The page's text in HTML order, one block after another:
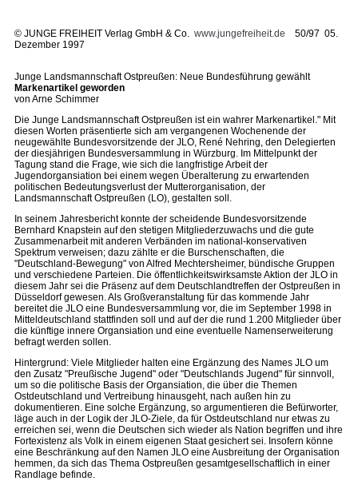
© JUNGE FREIHEIT Verlag GmbH & Co. www.jungefreiheit.de 50/97 05.
Dezember 1997
Junge Landsmannschaft Ostpreußen: Neue Bundesführung gewählt
Markenartikel geworden
von Arne Schimmer
Die Junge Landsmannschaft Ostpreußen ist ein wahrer Markenartikel." Mit
diesen Worten präsentierte sich am vergangenen Wochenende der
neugewählte Bundesvorsitzende der JLO, René Nehring, den Delegierten
der diesjährigen Bundesversammlung in Würzburg. Im Mittelpunkt der
Tagung stand die Frage, wie sich die langfristige Arbeit der
Jugendorgansiation bei einem wegen Überalterung zu erwartenden
politischen Bedeutungsverlust der Mutterorganisation, der
Landsmannschaft Ostpreußen (LO), gestalten soll.
In seinem Jahresbericht konnte der scheidende Bundesvorsitzende
Bernhard Knapstein auf den stetigen Mitgliederzuwachs und die gute
Zusammenarbeit mit anderen Verbänden im national-konservativen
Spektrum verweisen; dazu zählte er die Burschenschaften, die
"Deutschland-Bewegung" von Alfred Mechtersheimer, bündische Gruppen
und verschiedene Parteien. Die öffentlichkeitswirksamste Aktion der JLO in
diesem Jahr sei die Präsenz auf dem Deutschlandtreffen der Ostpreußen in
Düsseldorf gewesen. Als Großveranstaltung für das kommende Jahr
bereitet die JLO eine Bundesversammlung vor, die im September 1998 in
Mitteldeutschland stattfinden soll und auf der die rund 1.200 Mitglieder über
die künftige innere Organsiation und eine eventuelle Namenserweiterung
befragt werden sollen.
Hintergrund: Viele Mitglieder halten eine Ergänzung des Names JLO um
den Zusatz "Preußische Jugend" oder "Deutschlands Jugend" für sinnvoll,
um so die politische Basis der Organsiation, die über die Themen
Ostdeutschland und Vertreibung hinausgeht, nach außen hin zu
dokumentieren. Eine solche Ergänzung, so argumentieren die Befürworter,
läge auch in der Logik der JLO-Ziele, da für Ostdeutschland nur etwas zu
erreichen sei, wenn die Deutschen sich wieder als Nation begriffen und ihre
Fortexistenz als Volk in einem eigenen Staat gesichert sei. Insofern könne
eine Beschränkung auf den Namen JLO eine Ausbreitung der Organisation
hemmen, da sich das Thema Ostpreußen gesamtgesellschaftlich in einer
Randlage befinde.